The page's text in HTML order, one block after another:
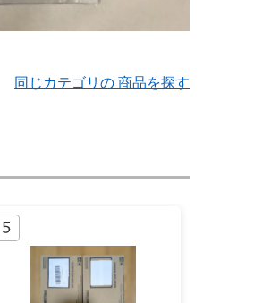
同じカテゴリの 商品を探す